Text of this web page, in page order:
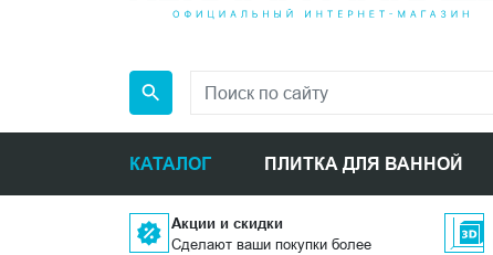
КАТАЛОГ ПЛИТКА ДЛЯ ВАННОЙ
Акции и скидки
Сделают ваши покупки более